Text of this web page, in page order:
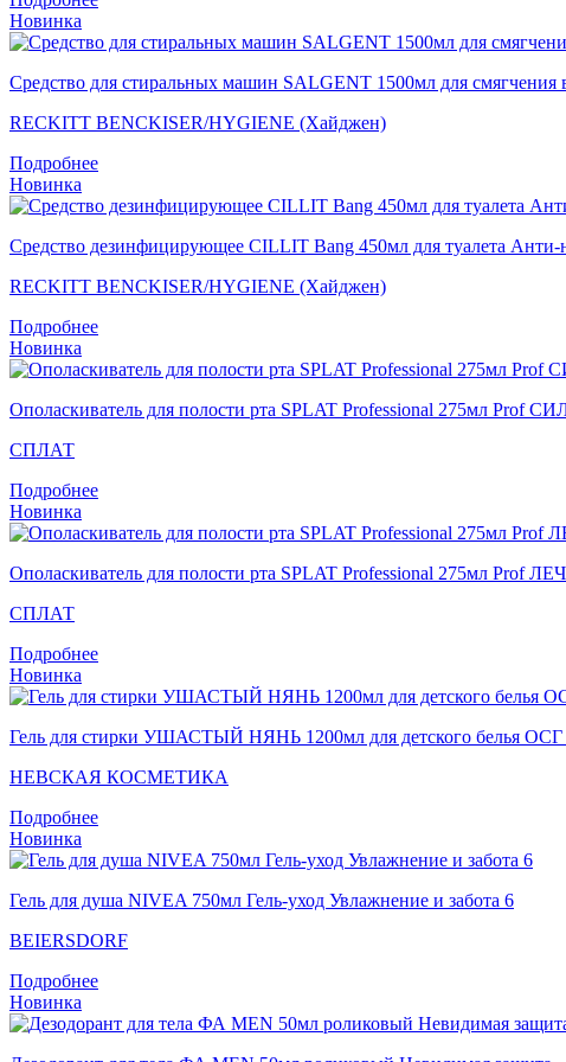
Новинка
Средство для стиральных машин SALGENT 1500мл для смягчения
RECKITT BENCKISER/HYGIENE (Хайджен)
Подробнее
Новинка
Средство дезинфицирующее CILLIT Bang 450мл для туалета
RECKITT BENCKISER/HYGIENE (Хайджен)
Подробнее
Новинка
Ополаскиватель для полости рта SPLAT Professional 275мл
СПЛАТ
Подробнее
Новинка
Ополаскиватель для полости рта SPLAT Professional 275мл Prof
СПЛАТ
Подробнее
Новинка
Гель для стирки УШАСТЫЙ НЯНЬ 1200мл для детского белья
НЕВСКАЯ КОСМЕТИКА
Подробнее
Новинка
Гель для душа NIVEA 750мл Гель-уход Увлажнение и забота 6
BEIERSDORF
Подробнее
Новинка